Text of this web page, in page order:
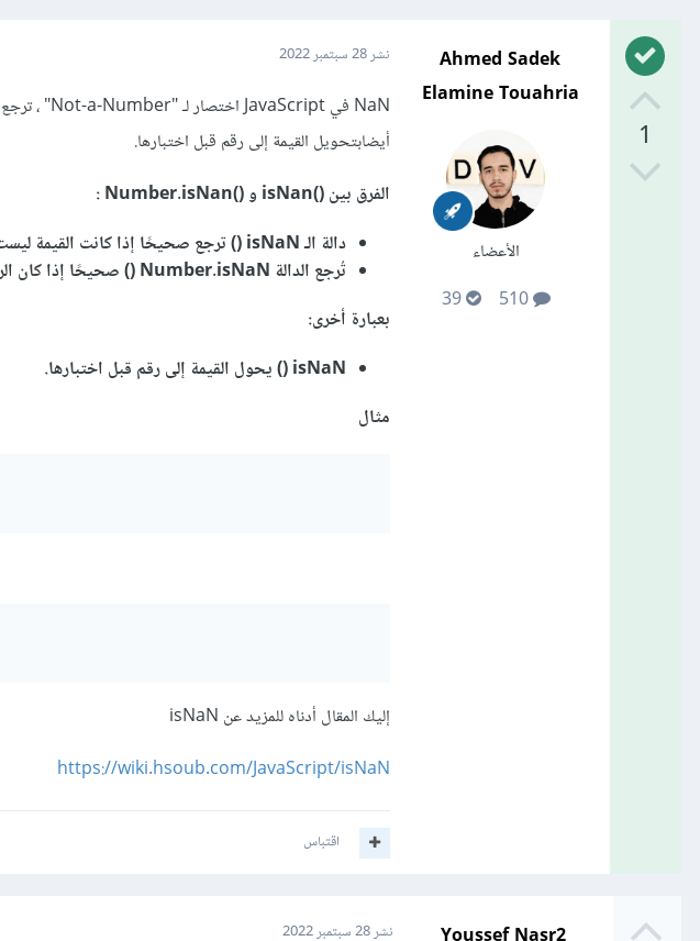
1
Ahmed Sadek
Elamine Touahria
الأعضاء
510
39
نشر28 سبتمبر 2022
أيضابتحويل القيمة إلى رقم قبل اختبارها.
الفرق بين ()isNan و ()Number.isNan :
دالة الـ isNaN () ترجع صحيحًا إذا كانت القيمة ليست رقمًا.
تُرجع الدالة Number.isNaN () صحيحًا إذا كان الرقم ليس رقمًا.
بعبارة أخرى:
isNaN () يحول القيمة إلى رقم قبل اختبارها.
مثال
إليك المقال أدناه للمزيد عن isNaN
https://wiki.hsoub.com/JavaScript/isNaN
اقتباس
نشر28 سبتمبر 2022